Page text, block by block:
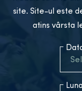
site. Site-ul este
atins vârsta